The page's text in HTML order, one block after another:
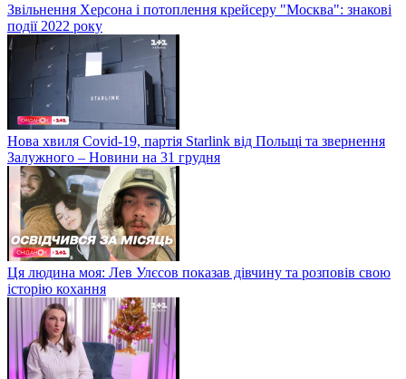
Звільнення Херсона і потоплення крейсеру "Москва": знакові
події 2022 року
Нова хвиля Covid-19, партія Starlink від Польщі та звернення
Залужного – Новини на 31 грудня
Ця людина моя: Лев Улєсов показав дівчину та розповів свою
історію кохання